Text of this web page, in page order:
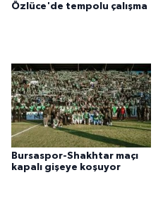
Özlüce'de tempolu çalışma
Bursaspor-Shakhtar maçı
kapalı gişeye koşuyor